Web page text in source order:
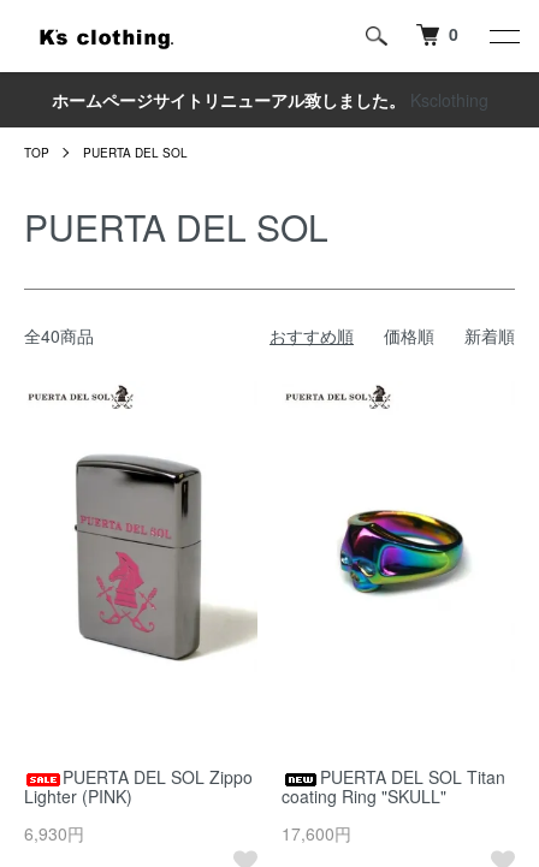
0
ホームページサイトリニューアル致しました。 Ksclothing
TOP PUERTA DEL SOL
PUERTA DEL SOL
全40商品 おすすめ順 価格順 新着順
PUERTA DEL SOL Zippo
Lighter (PINK)
6,930円
PUERTA DEL SOL Titan
coating Ring "SKULL"
17,600円